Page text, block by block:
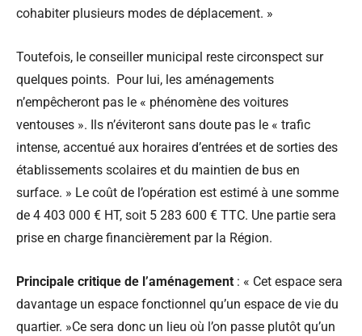
cohabiter plusieurs modes de déplacement. »
Toutefois, le conseiller municipal reste circonspect sur
quelques points. Pour lui, les aménagements
n’empêcheront pas le « phénomène des voitures
ventouses ». Ils n’éviteront sans doute pas le « trafic
intense, accentué aux horaires d’entrées et de sorties des
établissements scolaires et du maintien de bus en
surface. » Le coût de l’opération est estimé à une somme
de 4 403 000 € HT, soit 5 283 600 € TTC. Une partie sera
prise en charge financièrement par la Région.
Principale critique de l’aménagement : « Cet espace sera
davantage un espace fonctionnel qu’un espace de vie du
quartier. »Ce sera donc un lieu où l’on passe plutôt qu’un